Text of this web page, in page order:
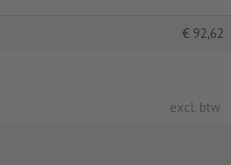
€ 92,62
excl. btw